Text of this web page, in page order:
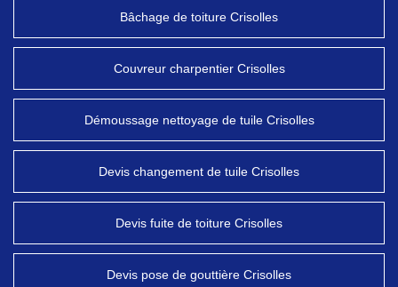
Bâchage de toiture Crisolles
Couvreur charpentier Crisolles
Démoussage nettoyage de tuile Crisolles
Devis changement de tuile Crisolles
Devis fuite de toiture Crisolles
Devis pose de gouttière Crisolles